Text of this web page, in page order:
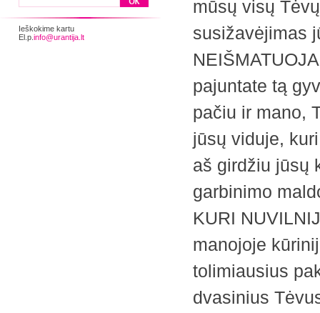
Ieškokime kartu
El.p. info@urantija.lt
mūsų visų
susižavėjimas
pajuntate tą
pačiu ir mano,
jūsų viduje,
aš girdžiu jūsų
garbinimo
KURI
manojoje
tolimiausius
dvasinius